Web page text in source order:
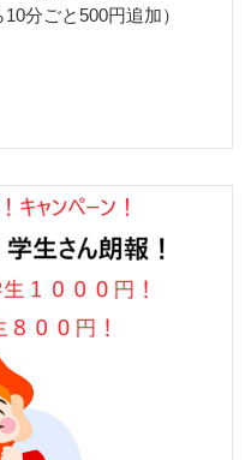
分ごと500円追加）